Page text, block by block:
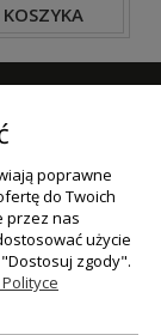
poprawne
do Twoich
przez nas
użycie
zgody".